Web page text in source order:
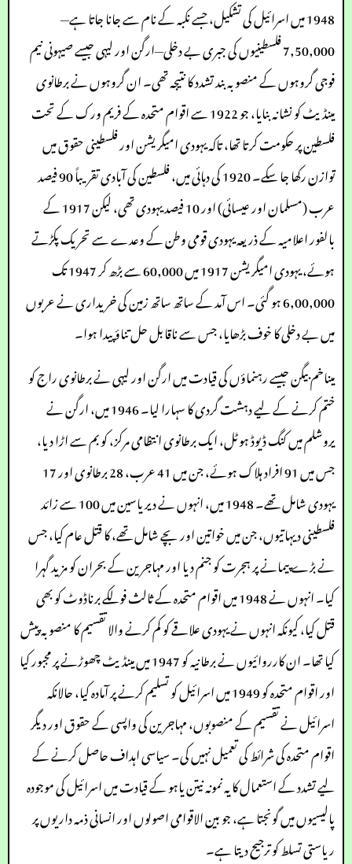
1948 میں اسرائیل کی تشکیل، جسے نکبہ کے نام سے جانا جاتا ہے—
7,50,000 فلسطینیوں کی جبری بے دخلی—ارگن اور لیہی جیسے صیہونی نیم
فوجی گروہوں کے منصوبہ بند تشدد کا نتیجہ تھی۔ ان گروہوں نے برطانوی
مینڈیٹ کو نشانہ بنایا، جو 1922 سے اقوام متحدہ کے فریم ورک کے تحت
فلسطین پر حکومت کرتا تھا، تاکہ یہودی امیگریشن اور فلسطینی حقوق میں
توازن رکھا جا سکے۔ 1920 کی دہائی میں، فلسطین کی آبادی تقریباً 90 فیصد
عرب (مسلمان اور عیسائی) اور 10 فیصد یہودی تھی، لیکن 1917 کے
بالفور اعلامیہ کے ذریعہ یہودی قومی وطن کے وعدے سے تحریک پکڑتے
ہوئے، یہودی امیگریشن 1917 میں 60,000 سے بڑھ کر 1947 تک
6,00,000 ہو گئی۔ اس آمد کے ساتھ ساتھ زمین کی خریداری نے عربوں
میں بے دخلی کا خوف بڑھایا، جس سے ناقابل حل تناؤ پیدا ہوا۔
میناخم بیگن جیسے رہنماؤں کی قیادت میں ارگن اور لیہی نے برطانوی راج کو
ختم کرنے کے لیے دہشت گردی کا سہارا لیا۔ 1946 میں، ارگن نے
یروشلم میں کنگ ڈیوڈ ہوٹل، ایک برطانوی انتظامی مرکز، کو بم سے اڑا دیا،
جس میں 91 افراد ہلاک ہوئے، جن میں 41 عرب، 28 برطانوی اور 17
یہودی شامل تھے۔ 1948 میں، انہوں نے دیر یاسین میں 100 سے زائد
فلسطینی دیہاتیوں، جن میں خواتین اور بچے شامل تھے، کا قتل عام کیا، جس
نے بڑے پیمانے پر ہجرت کو جنم دیا اور مہاجرین کے بحران کو مزید گہرا
کیا۔ انہوں نے 1948 میں اقوام متحدہ کے ثالث فولکے برناڈوٹ کو بھی
قتل کیا، کیونکہ انہوں نے یہودی علاقے کو کم کرنے والا تقسیم کا منصوبہ پیش
کیا تھا۔ ان کارروائیوں نے برطانیہ کو 1947 میں مینڈیٹ چھوڑنے پر مجبور کیا
اور اقوام متحدہ کو 1949 میں اسرائیل کو تسلیم کرنے پر آمادہ کیا، حالانکہ
اسرائیل نے تقسیم کے منصوبوں، مہاجرین کی واپسی کے حقوق اور دیگر
اقوام متحدہ کی شرائط کی تعمیل نہیں کی۔ سیاسی اہداف حاصل کرنے کے
لیے تشدد کے استعمال کا یہ نمونہ نیتن یاہو کے قیادت میں اسرائیل کی موجودہ
پالیسیوں میں گونجتا ہے، جو بین الاقوامی اصولوں اور انسانی ذمہ داریوں پر
ریاستی تسلط کو ترجیح دیتا ہے۔